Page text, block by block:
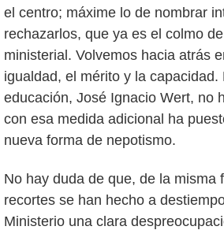
el centro; máxime lo de nombrar
rechazarlos, que ya es el colmo
ministerial. Volvemos hacia atrás
igualdad, el mérito y la capacidad.
educación, José Ignacio Wert, no
con esa medida adicional ha
nueva forma de nepotismo.
No hay duda de que, de la misma
recortes se han hecho a
Ministerio una clara